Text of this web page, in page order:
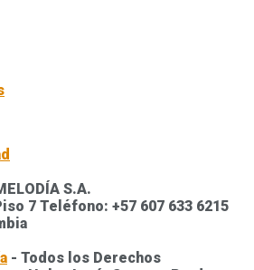
S.A.
7 Teléfono: +57 607 633 6215
- Todos los Derechos